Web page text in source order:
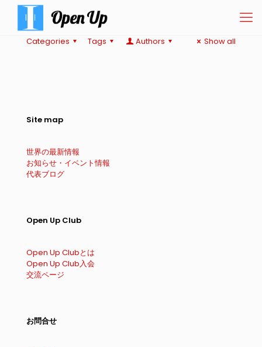
Categories Tags Authors Show all
Site map
世界の最新情報
お知らせ・イベント情報
代表ブログ
Open Up Club
Open Up Clubとは
Open Up Club入会
交流ページ
お問合せ